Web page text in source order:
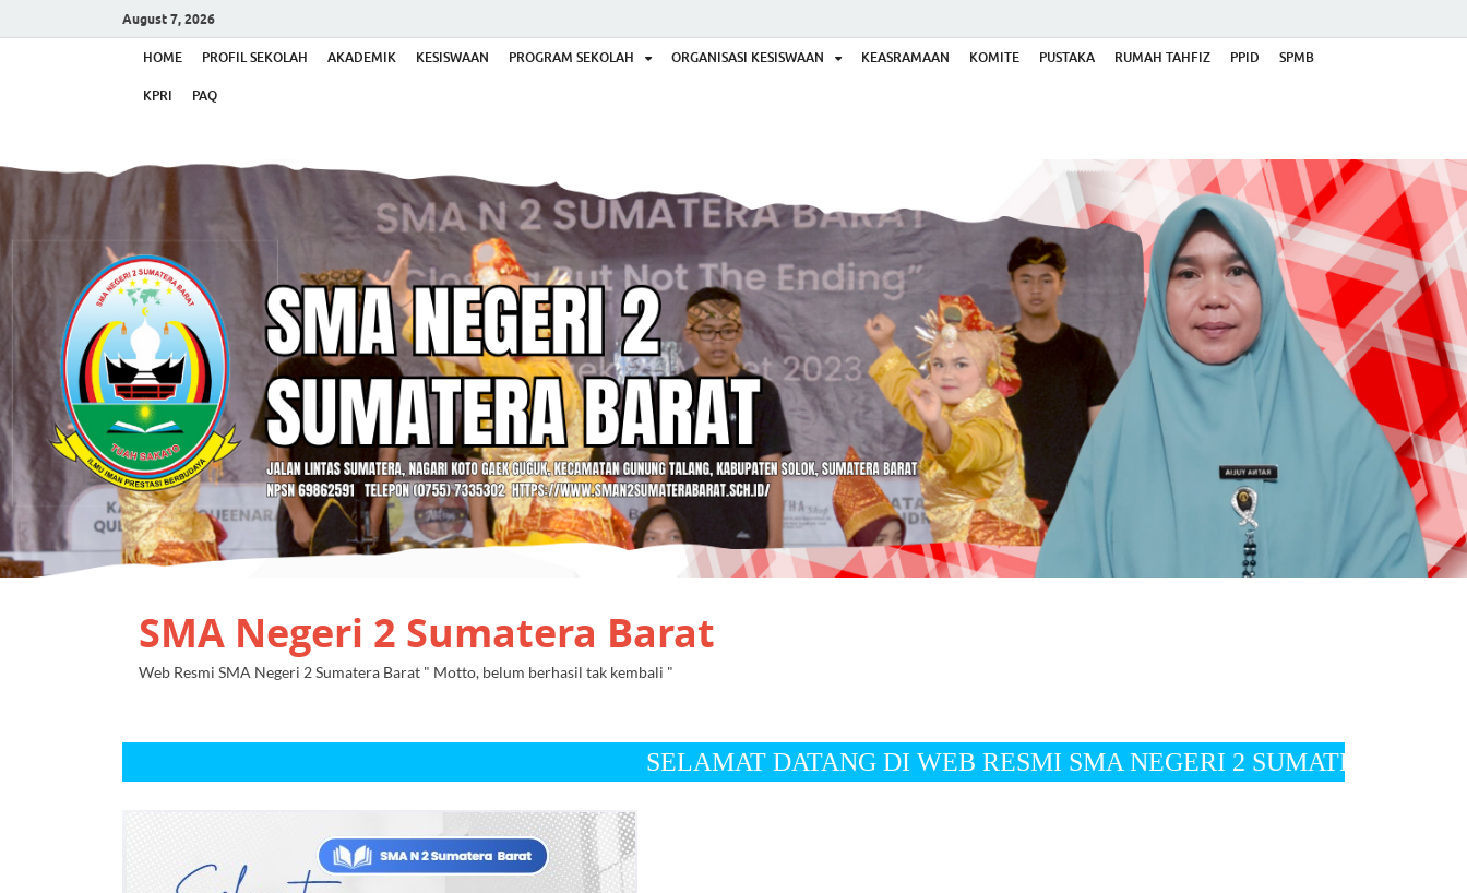
August 7, 2026
HOME PROFIL SEKOLAH AKADEMIK KESISWAAN PROGRAM SEKOLAH ORGANISASI KESISWAAN KEASRAMAAN KOMITE PUSTAKA RUMAH TAHFIZ PPID SPMB
KPRI PAQ
SMA Negeri 2 Sumatera Barat
Web Resmi SMA Negeri 2 Sumatera Barat " Motto, belum berhasil tak kembali "
SELAMAT DATANG DI WEB RESMI SMA NEGERI 2 SUMATERA BARAT " Visi